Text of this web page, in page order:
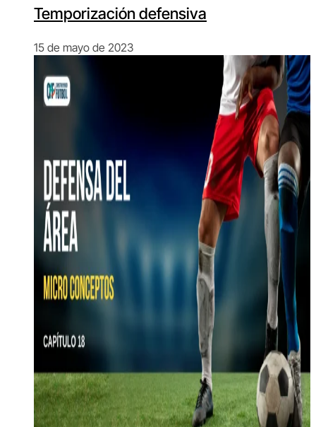
Temporización defensiva
15 de mayo de 2023